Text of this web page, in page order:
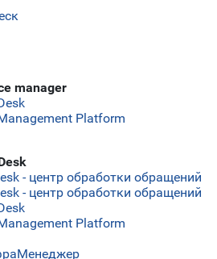
manager
Platform
- центр обработки обращений
- центр обработки обращений
Platform